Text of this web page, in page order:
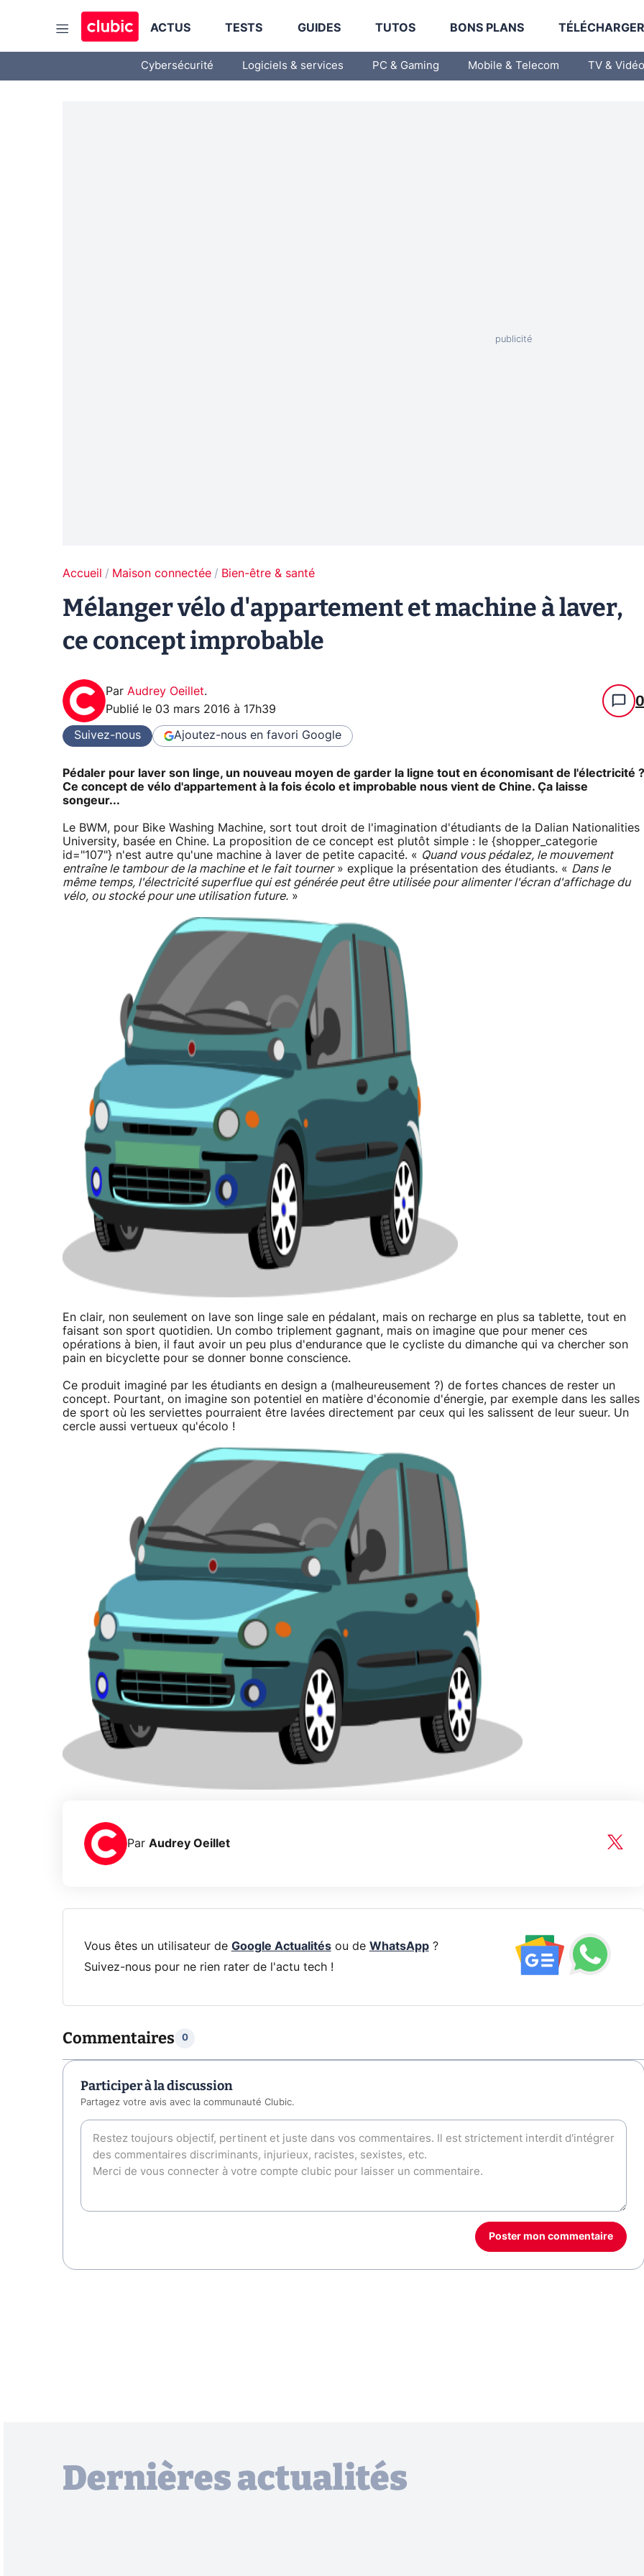
ACTUS TESTS GUIDES TUTOS BONS PLANS
Cybersécurité Logiciels & services PC & Gaming Mobile & Telecom TV & Vidéo
Accueil Maison connectée Bien-être & santé
Mélanger vélo d'appartement et machine à laver,
ce concept improbable
Par Audrey Oeillet.
Publié le 03 mars 2016 à 17h39 0
Suivez-nous Ajoutez-nous en favori Google
Pédaler pour laver son linge, un nouveau moyen de garder la ligne tout en économisant de l'électricité ?
Ce concept de vélo d'appartement à la fois écolo et improbable nous vient de Chine. Ça laisse
songeur...
Le BWM, pour Bike Washing Machine, sort tout droit de l'imagination d'étudiants de la Dalian Nationalities
University, basée en Chine. La proposition de ce concept est plutôt simple : le {shopper_categorie
id="107"} n'est autre qu'une machine à laver de petite capacité. « Quand vous pédalez, le mouvement
entraîne le tambour de la machine et le fait tourner» explique la présentation des étudiants. « Dans le
même temps, l'électricité superflue qui est générée peut être utilisée pour alimenter l'écran d'affichage du
vélo, ou stocké pour une utilisation future. »
En clair, non seulement on lave son linge sale en pédalant, mais on recharge en plus sa tablette, tout en
faisant son sport quotidien. Un combo triplement gagnant, mais on imagine que pour mener ces
opérations à bien, il faut avoir un peu plus d'endurance que le cycliste du dimanche qui va chercher son
pain en bicyclette pour se donner bonne conscience.
Ce produit imaginé par les étudiants en design a (malheureusement ?) de fortes chances de rester un
concept. Pourtant, on imagine son potentiel en matière d'économie d'énergie, par exemple dans les salles
de sport où les serviettes pourraient être lavées directement par ceux qui les salissent de leur sueur. Un
cercle aussi vertueux qu'écolo !
Par Audrey Oeillet
Vous êtes un utilisateur de Google Actualitésou de WhatsApp?
Suivez-nous pour ne rien rater de l'actu tech !
Commentaires 0
Participer à la discussion
Partagez votre avis avec la communauté Clubic.
Poster mon commentaire
Dernières actualités